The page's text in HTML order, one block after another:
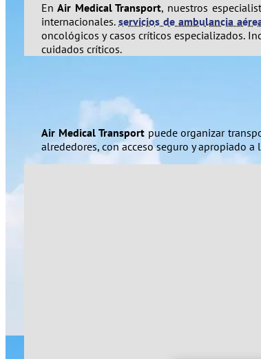
En Air Medical Transport, nuestros
internacionales.servicios de ambulancia
oncológicos y casos críticos especializados.
cuidados críticos.
Air Medical Transportpuede organizar
alrededores, con acceso seguro y apropiado